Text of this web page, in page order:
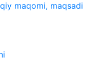
maqomi, maqsadi